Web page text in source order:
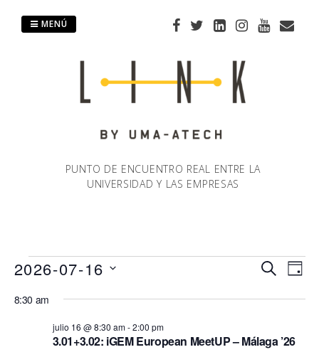
PUNTO DE ENCUENTRO REAL ENTRE LA
UNIVERSIDAD Y LAS EMPRESAS
MENÚ
Eventos
en
de
BUSCAR
de
DÍA
2026-07-16
la
8:30 am
3.01+3.02: iGEM European MeetUP – Málaga ’26
julio 16 @ 8:30 am-2:00 pm